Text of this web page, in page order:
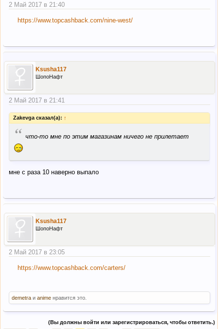
2 Май 2017 в 21:40
https://www.topcashback.com/nine-west/
Ksusha117
ШопоНафт
2 Май 2017 в 21:41
Zakevga сказал(а): ↑
“ что-то мне по этим магазинам ничего не прилетает
мне с раза 10 наверно выпало
Ksusha117
ШопоНафт
2 Май 2017 в 23:05
https://www.topcashback.com/carters/
demetra и anime нравится это.
(Вы должны войти или зарегистрироваться, чтобы ответить.)